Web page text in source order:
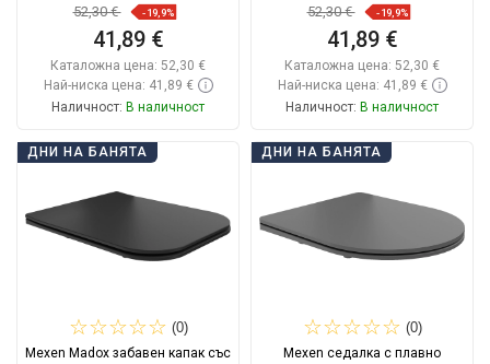
52,30 € -19,9%
41,89 €
Каталожна цена: 52,30 €
Най-ниска цена: 41,89 €
Наличност: В наличност
Добави в количката
Сравнете
52,30 € -19,9%
41,89 €
Каталожна цена: 52,30 €
Най-ниска цена: 41,89 €
Наличност: В наличност
Добави в количката
ДНИ НА БАНЯТА
(0)
Mexen Madox забавен капак със
ДНИ НА БАНЯТА
(0)
Mexen седалка с плавно